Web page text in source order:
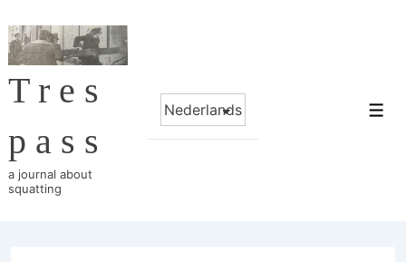
Skip
to
Main
Tres
pass
a journal about
squatting
Choose
a